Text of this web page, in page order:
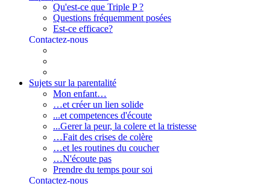
Qu'est-ce que Triple P ?
Questions fréquemment posées
Est-ce efficace?
Contactez-nous
Sujets sur la parentalité
Mon enfant…
…et créer un lien solide
...et competences d'écoute
...Gerer la peur, la colere et la tristesse
…Fait des crises de colère
…et les routines du coucher
…N'écoute pas
Prendre du temps pour soi
Contactez-nous